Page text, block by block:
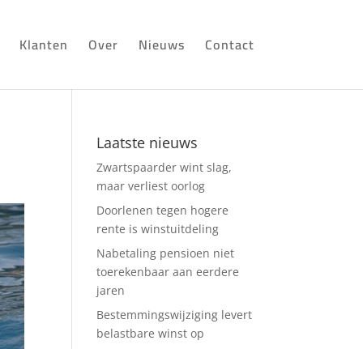
Klanten Over Nieuws Contact
Laatste nieuws
Zwartspaarder wint slag,
maar verliest oorlog
Doorlenen tegen hogere
rente is winstuitdeling
Nabetaling pensioen niet
toerekenbaar aan eerdere
jaren
Bestemmingswijziging levert
belastbare winst op